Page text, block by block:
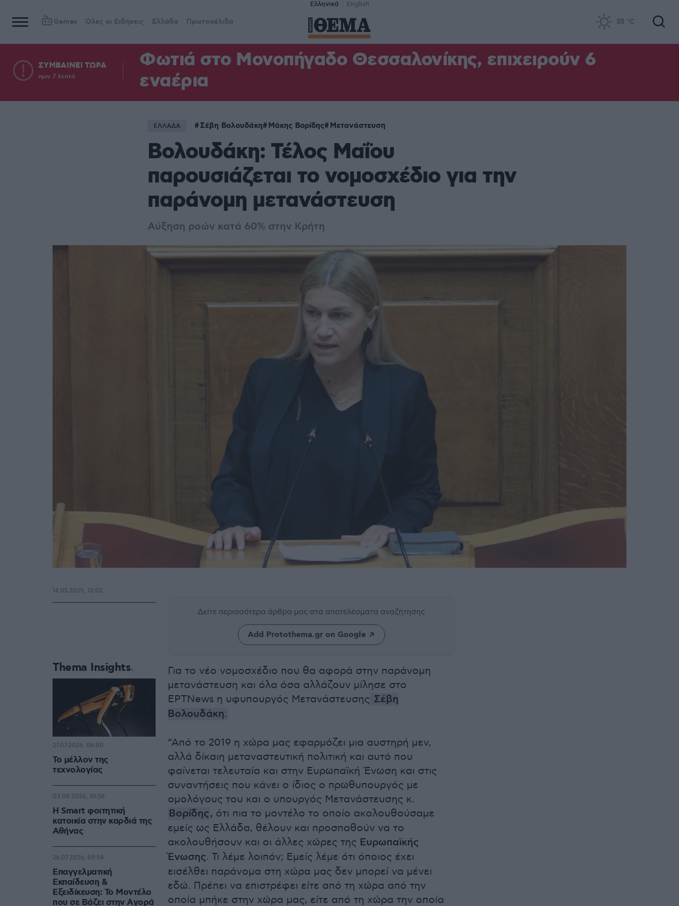
Ελληνικά English
Games Όλες οι Ειδήσεις Ελλάδα Πρωτοσέλιδα 35 °C
ΣΥΜΒΑΙΝΕΙ ΤΩΡΑ
πριν 7 λεπτά
Φωτιά στο Μονοπήγαδο Θεσσαλονίκης, επιχειρούν 6
εναέρια
ΕΛΛΑΔΑ Σέβη Βολουδάκη Μάκης Βορίδης Μετανάστευση
Βολουδάκη: Τέλος Μαΐου
παρουσιάζεται το νομοσχέδιο για την
παράνομη μετανάστευση
Αύξηση ροών κατά 60% στην Κρήτη
Δείτε περισσότερα άρθρα μας στα αποτελέσματα αναζήτησης
Add Protothema.gr on Google
Για το νέο νομοσχέδιο που θα αφορά στην παράνομη
μετανάστευση και όλα όσα αλλάζουν μίλησε στο
ΕΡΤNews η υφυπουργός Μετανάστευσης Σέβη
Βολουδάκη.
“Από το 2019 η χώρα μας εφαρμόζει μια αυστηρή μεν,
αλλά δίκαιη μεταναστευτική πολιτική και αυτό που
φαίνεται τελευταία και στην Ευρωπαϊκή Ένωση και στις
συναντήσεις που κάνει ο ίδιος ο πρωθυπουργός με
ομολόγους του και ο υπουργός Μετανάστευσης κ.
Βορίδης, ότι πια το μοντέλο το οποίο ακολουθούσαμε
εμείς ως Ελλάδα, θέλουν και προσπαθούν να το
ακολουθήσουν και οι άλλες χώρες της Ευρωπαϊκής
Ένωσης. Τι λέμε λοιπόν; Εμείς λέμε ότι όποιος έχει
εισέλθει παράνομα στη χώρα μας δεν μπορεί να μένει
εδώ. Πρέπει να επιστρέφει είτε από τη χώρα από την
οποία μπήκε στην χώρα μας, είτε από τη χώρα την οποία
14.05.2025, 12:02
Thema Insights
Το μέλλον της
τεχνολογίας
27.07.2026, 06:00
Η Smart φοιτητική
κατοικία στην καρδιά της
Αθήνας
03.08.2026, 10:56
Επαγγελματική
Εκπαίδευση &
Εξειδίκευση: Το Mοντέλο
που σε Bάζει στην Aγορά
26.07.2026, 09:54